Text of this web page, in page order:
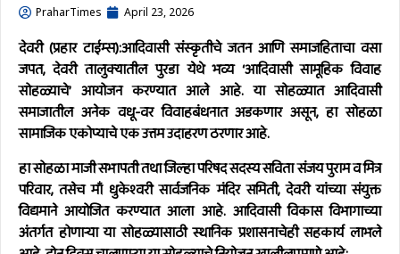
PraharTimes April 23, 2026
देवरी (प्रहार टाईम्स):आदिवासी संस्कृतीचे जतन आणि समाजहिताचा वसा
जपत, देवरी तालुक्यातीलपुरडायेथे भव्य ‘आदिवासी सामूहिक विवाह
सोहळ्याचे’ आयोजन करण्यात आले आहे. या सोहळ्यात आदिवासी
समाजातील अनेक वधू-वर विवाहबंधनात अडकणार असून, हा सोहळा
सामाजिक एकोप्याचे एक उत्तम उदाहरण ठरणार आहे.
हा सोहळा माजी सभापती तथा जिल्हा परिषद सदस्यसविता संजय पुरामव मित्र
परिवार, तसेचमाँ धुकेश्वरी सार्वजनिक मंदिर समिती, देवरीयांच्या संयुक्त
विद्यमाने आयोजित करण्यात आला आहे. आदिवासी विकास विभागाच्या
अंतर्गत होणाऱ्या या सोहळ्यासाठी स्थानिक प्रशासनाचेही सहकार्य लाभले